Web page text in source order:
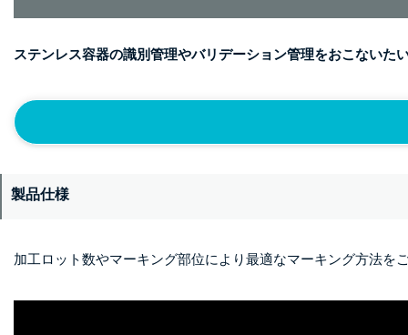
ステンレス容器の識別管理やバリデーション管理をおこないた
製品仕様
加工ロット数やマーキング部位により最適なマーキング方法を